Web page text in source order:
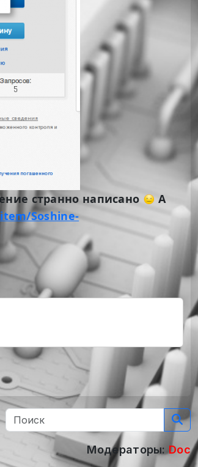
странно написано
А
Soshine-
Модераторы: Doc